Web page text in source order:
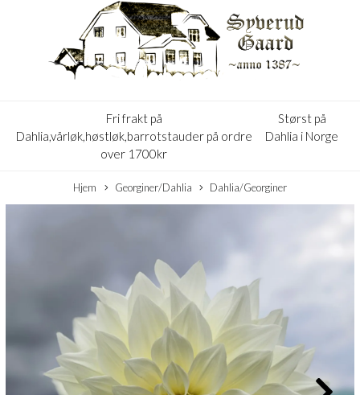
Fri frakt på
Dahlia,vårløk,høstløk,barrotstauder på ordre
over 1700kr
Størst på
Dahlia i Norge
Hjem Georginer/Dahlia Dahlia/Georginer